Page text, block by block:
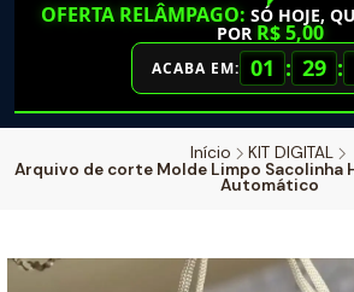
OFERTA RELÂMPAGO: SÓ HOJE,
POR R$ 5,00
ACABA EM: 01 : 29 :
Início
KIT DIGITAL
Arquivo de corte Molde Limpo Sacolinha
Automático